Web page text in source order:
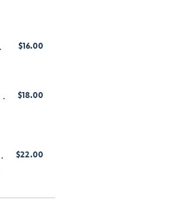
$16.00
$18.00
$22.00